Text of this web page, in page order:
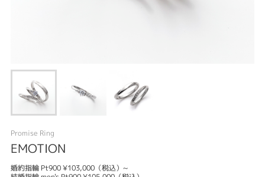
Promise Ring
EMOTION
婚約指輪 Pt900 ¥103,000（税込）~